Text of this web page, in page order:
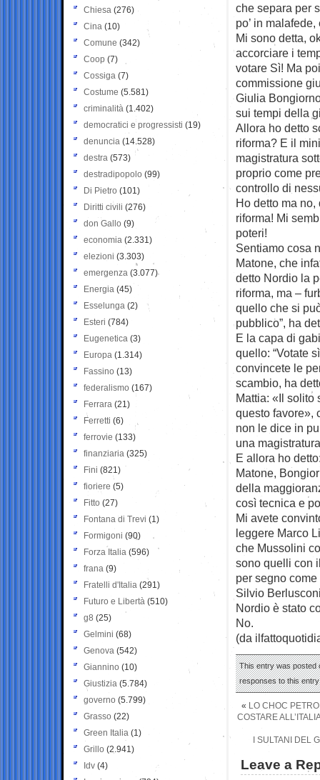
che separa per
po’ in malafede,
Mi sono detta,
accorciare i
votare Sì! Ma
commissione
Giulia
sui tempi della
Allora ho detto
riforma? E il
magistratura
proprio come
controllo di
Ho detto ma
riforma! Mi
poteri!
Sentiamo cosa
Matone, che
detto Nordio la
riforma, ma –
quello che si
pubblico”, ha
E la capa di
quello: “Votate
convincete le
scambio, ha
Mattia: «Il solito
questo favore»,
non le dice in
una
E allora ho
Matone,
della
così tecnica e
Mi avete
leggere Marco
che Mussolini
sono quelli con
per segno
Silvio
Nordio è stato
No.
(da
This entry was posted
responses to this
« LO CHOC
COSTARE
I SULTANI DEL
Leave a
Chiesa (276)
Cina (10)
Comune (342)
Coop (7)
Cossiga (7)
Costume (5.581)
criminalità (1.402)
democratici e progressisti (19)
denuncia (14.528)
destra (573)
destradipopolo (99)
Di Pietro (101)
Diritti civili (276)
don Gallo (9)
economia (2.331)
elezioni (3.303)
emergenza (3.077)
Energia (45)
Esselunga (2)
Esteri (784)
Eugenetica (3)
Europa (1.314)
Fassino (13)
federalismo (167)
Ferrara (21)
Ferretti (6)
ferrovie (133)
finanziaria (325)
Fini (821)
fioriere (5)
Fitto (27)
Fontana di Trevi (1)
Formigoni (90)
Forza Italia (596)
frana (9)
Fratelli d'Italia (291)
Futuro e Libertà (510)
g8 (25)
Gelmini (68)
Genova (542)
Giannino (10)
Giustizia (5.784)
governo (5.799)
Grasso (22)
Green Italia (1)
Grillo (2.941)
Idv (4)